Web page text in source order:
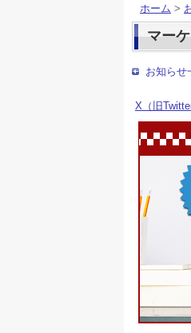
ホーム >
マー
お知らせ
X（旧Twitter